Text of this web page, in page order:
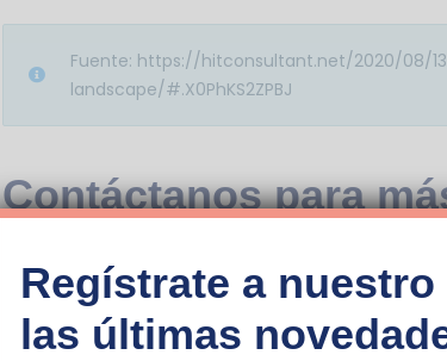
Fuente: https://hitconsultant.net/2020/08/
landscape/#.X0PhKS2ZPBJ
Contáctanos para
Regístrate a
las últimas